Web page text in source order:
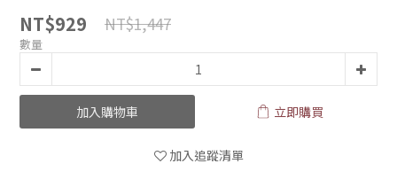
NT$929 NT$1,447
數量
加入購物車 立即購買
加入追蹤清單